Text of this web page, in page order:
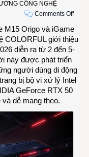
CÔNG NGHỆ
Comments Offon
giới
thiệu
chơi
M15 Origo và iGame
COLORFUL giới thiệu
diễn ra từ 2 đến 5-
này được phát triển
người dùng di động
bị bộ vi xử lý Intel
GeForce RTX 50
dễ mang theo.